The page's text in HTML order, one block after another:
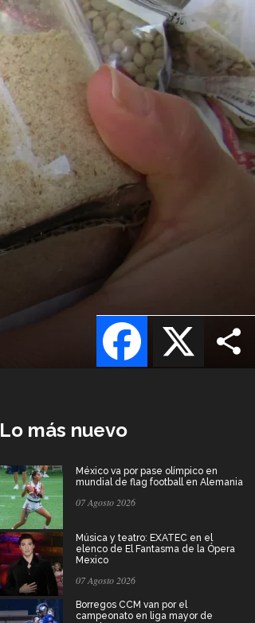
X
Facebook
Lo más nuevo
México va por pase olímpico en
mundial de flag football en Alemania
07 Agosto 2026
Música y teatro: EXATEC en el
elenco de El Fantasma de la Ópera
Mexico
07 Agosto 2026
Borregos CCM van por el
campeonato en liga mayor de